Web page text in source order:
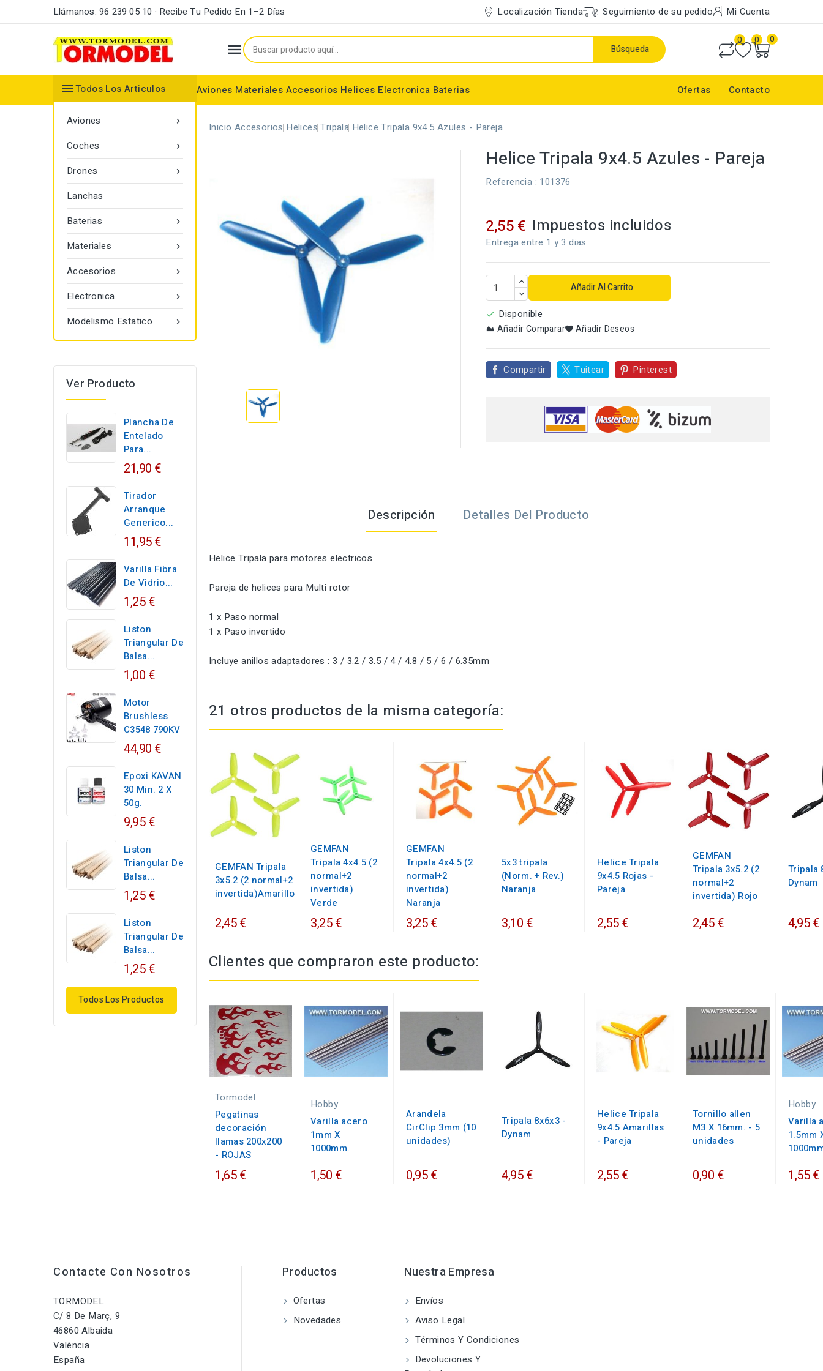
Llámanos: 96 239 05 10 · Recibe Tu Pedido En 1–2 Días Localización Tienda Seguimiento de su pedido Mi Cuenta
 Búsqueda
0 0 0
Aviones Materiales Accesorios Helices Electronica Baterias Ofertas Contacto
Todos Los Articulos

Aviones

Coches

Drones
Lanchas

Baterias

Materiales

Accesorios

Electronica

Modelismo Estatico
Ver Producto
Plancha De
Entelado
Para...
21,90 €
Tirador
Arranque
Generico...
11,95 €
Varilla Fibra
De Vidrio...
1,25 €
Liston
Triangular De
Balsa...
1,00 €
Motor
Brushless
C3548 790KV
44,90 €
Epoxi KAVAN
30 Min. 2 X
50g.
9,95 €
Liston
Triangular De
Balsa...
1,25 €
Liston
Triangular De
Balsa...
1,25 €
Todos Los Productos
Inicio Accesorios Helices Tripala Helice Tripala 9x4.5 Azules - Pareja
Helice Tripala 9x4.5 Azules - Pareja
Referencia : 101376
2,55 € Impuestos incluidos
Entrega entre 1 y 3 dias
Añadir Al Carrito
 Disponible
Añadir Comparar Añadir Deseos
Compartir Tuitear Pinterest
Descripción Detalles Del Producto
Helice Tripala para motores electricos
Pareja de helices para Multi rotor
1 x Paso normal
1 x Paso invertido
Incluye anillos adaptadores : 3 / 3.2 / 3.5 / 4 / 4.8 / 5 / 6 / 6.35mm
21 otros productos de la misma categoría:
GEMFAN Tripala
3x5.2 (2 normal+2
invertida)Amarillo
2,45 €
GEMFAN
Tripala 4x4.5 (2
normal+2
invertida)
Verde
3,25 €
GEMFAN
Tripala 4x4.5 (2
normal+2
invertida)
Naranja
3,25 €
5x3 tripala
(Norm. + Rev.)
Naranja
3,10 €
Helice Tripala
9x4.5 Rojas -
Pareja
2,55 €
GEMFAN
Tripala 3x5.2 (2
normal+2
invertida) Rojo
2,45 €
Tripala
Dynam
4,95 €
Clientes que compraron este producto:
Tormodel
Pegatinas
decoración
llamas 200x200
- ROJAS
1,65 €
Hobby
Varilla acero
1mm X
1000mm.
1,50 €
Arandela
CirClip 3mm (10
unidades)
0,95 €
Tripala 8x6x3 -
Dynam
4,95 €
Helice Tripala
9x4.5 Amarillas
- Pareja
2,55 €
Tornillo allen
M3 X 16mm. - 5
unidades
0,90 €
Hobby
Varilla
1.5mm
1,55 €
Contacte Con Nosotros
TORMODEL
C/ 8 De Març, 9
46860 Albaida
València
España
Productos
Ofertas
Novedades
Nuestra Empresa
Envíos
Aviso Legal
Términos Y Condiciones
Devoluciones Y